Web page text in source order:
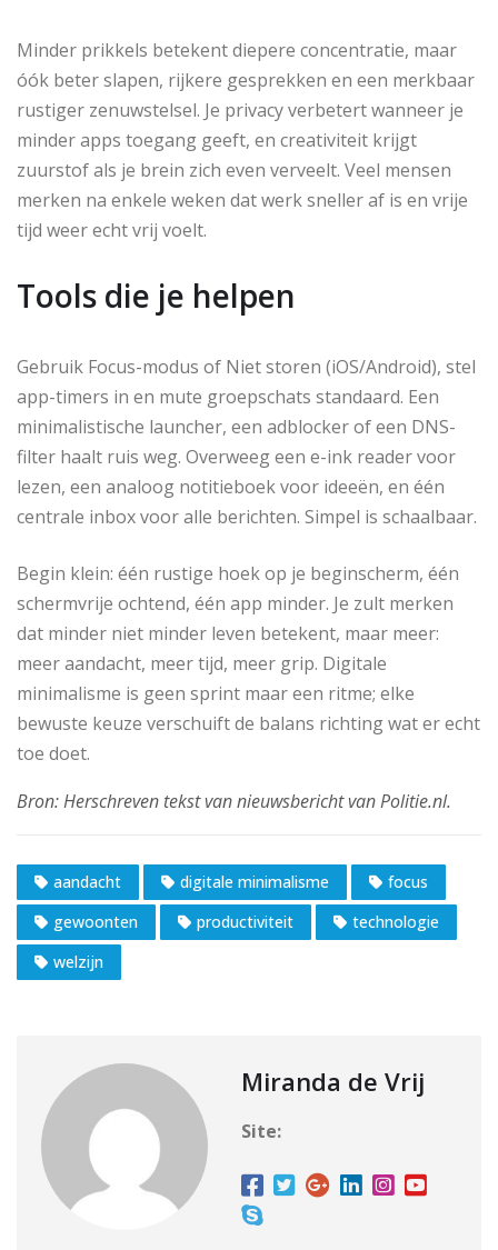
Minder prikkels betekent diepere concentratie, maar
óók beter slapen, rijkere gesprekken en een merkbaar
rustiger zenuwstelsel. Je privacy verbetert wanneer je
minder apps toegang geeft, en creativiteit krijgt
zuurstof als je brein zich even verveelt. Veel mensen
merken na enkele weken dat werk sneller af is en vrije
tijd weer echt vrij voelt.
Tools die je helpen
Gebruik Focus-modus of Niet storen (iOS/Android), stel
app-timers in en mute groepschats standaard. Een
minimalistische launcher, een adblocker of een DNS-
filter haalt ruis weg. Overweeg een e-ink reader voor
lezen, een analoog notitieboek voor ideeën, en één
centrale inbox voor alle berichten. Simpel is schaalbaar.
Begin klein: één rustige hoek op je beginscherm, één
schermvrije ochtend, één app minder. Je zult merken
dat minder niet minder leven betekent, maar meer:
meer aandacht, meer tijd, meer grip. Digitale
minimalisme is geen sprint maar een ritme; elke
bewuste keuze verschuift de balans richting wat er echt
toe doet.
aandacht digitale minimalisme
focus
gewoonten
productiviteit
technologie
welzijn
Miranda de Vrij
Site: